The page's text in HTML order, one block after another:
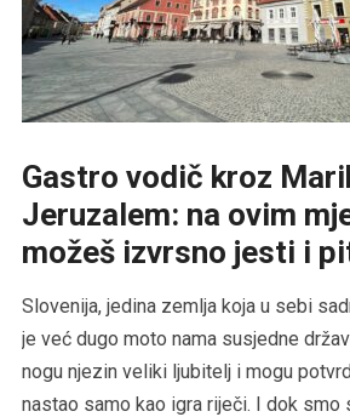
Gastro vodič kroz
Jeruzalem: na ovim
možeš izvrsno jesti i
Slovenija, jedina zemlja koja u sebi
je već dugo moto nama susjedne
nogu njezin veliki ljubitelj i mogu
nastao samo kao igra riječi. I dok smo